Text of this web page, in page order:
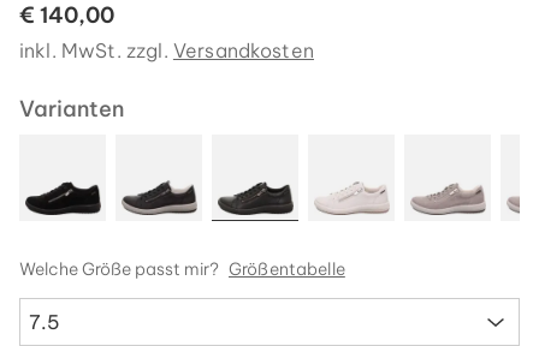
€ 140,00
inkl. MwSt. zzgl. Versandkosten
Varianten
Welche Größe passt mir? Größentabelle
7.5